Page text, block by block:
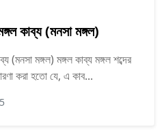
কাব্য (মনসা মঙ্গল)
(মনসা মঙ্গল) মঙ্গল কাব্য মঙ্গল শব্দের
করা হতো যে, এ কাব...